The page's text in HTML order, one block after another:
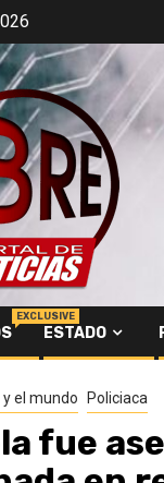
EXCLUSIVE
ESTADO
y el mundo Policiaca
fue